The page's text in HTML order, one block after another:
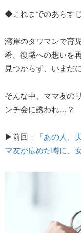
◆これまでのあらすじ
湾岸のタワマンで育
希。復職への想いを
見つからず、いまだ
そんな中、ママ友の
ンチ会に誘われ…？
▶前回：
「あの人、
マ友が広めた噂に、